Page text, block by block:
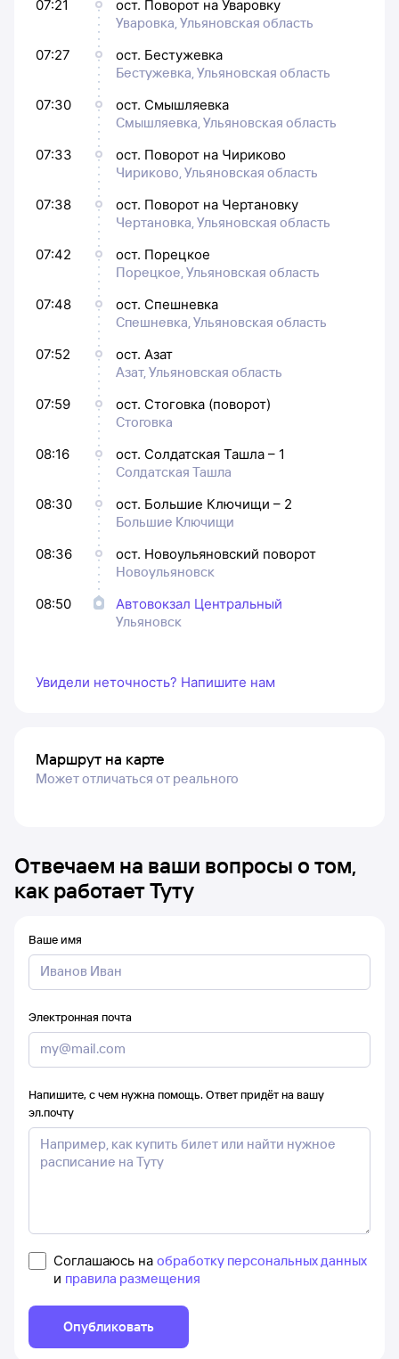
07:21
ост. Поворот на Уваровку
Уваровка, Ульяновская область
07:27
ост. Бестужевка
Бестужевка, Ульяновская область
07:30
ост. Смышляевка
Смышляевка, Ульяновская область
07:33
ост. Поворот на Чириково
Чириково, Ульяновская область
07:38
ост. Поворот на Чертановку
Чертановка, Ульяновская область
07:42
ост. Порецкое
Порецкое, Ульяновская область
07:48
ост. Спешневка
Спешневка, Ульяновская область
07:52
ост. Азат
Азат, Ульяновская область
07:59
ост. Стоговка (поворот)
Стоговка
08:16
ост. Солдатская Ташла – 1
Солдатская Ташла
08:30
ост. Большие Ключищи – 2
Большие Ключищи
08:36
ост. Новоульяновский поворот
Новоульяновск
08:50
Автовокзал Центральный
Ульяновск
Увидели неточность? Напишите нам
Маршрут на карте
Может отличаться от реального
Отвечаем на ваши вопросы о том,
как работает Туту
Ваше имя
Электронная почта
Напишите, с чем нужна помощь. Ответ придёт на вашу
эл.почту
Соглашаюсь на обработку персональных данных
и правила размещения
Опубликовать